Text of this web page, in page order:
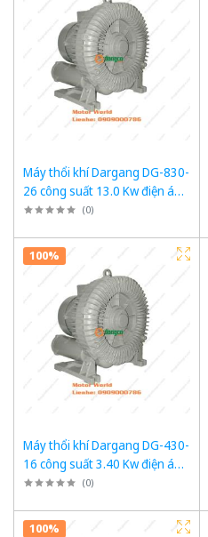
Máy thổi khí Dargang DG-830-
26 công suất 13.0 Kw điện áp
3 pha 380VAC, 50Hz
(0)
100%
Máy thổi khí Dargang DG-430-
16 công suất 3.40 Kw điện áp
3 pha 380VAC, 50Hz
(0)
100%